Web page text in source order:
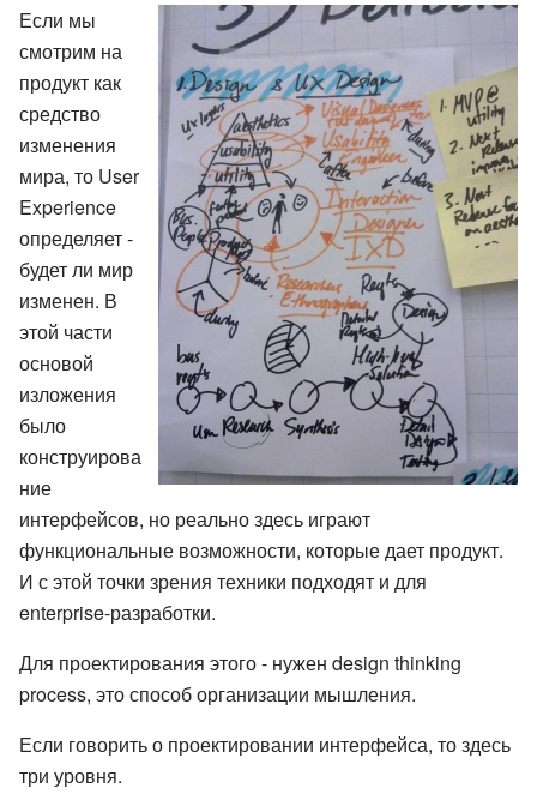
Если мы
смотрим на
продукт как
средство
изменения
мира, то User
Experience
определяет -
будет ли мир
изменен. В
этой части
основой
изложения
было
конструирова
ние
интерфейсов, но реально здесь играют
функциональные возможности, которые дает продукт.
И с этой точки зрения техники подходят и для
enterprise-разработки.
Для проектирования этого - нужен design thinking
process, это способ организации мышления.
Если говорить о проектировании интерфейса, то здесь
три уровня.